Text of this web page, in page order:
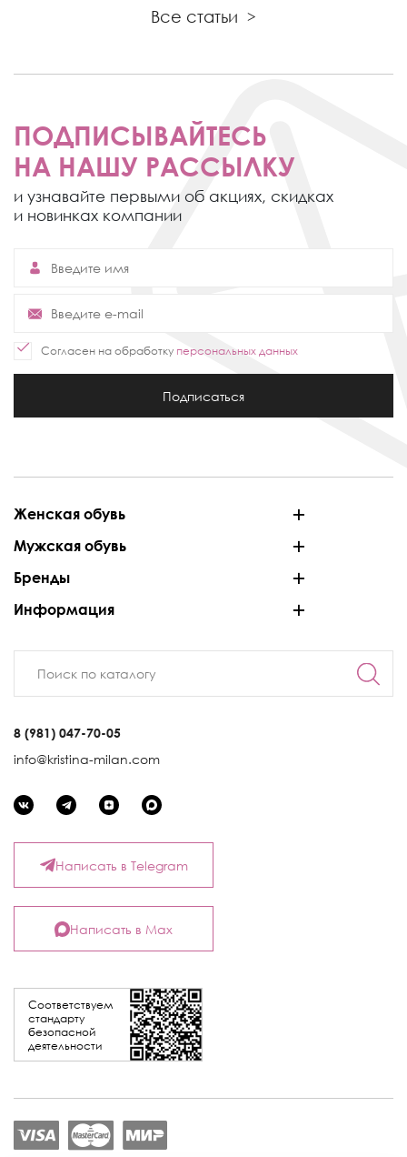
Все статьи >
ПОДПИСЫВАЙТЕСЬ
НА НАШУ РАССЫЛКУ
и узнавайте первыми об акциях, скидках
и новинках компании
Согласен на обработку персональных данных
Подписаться
Женская обувь
Мужская обувь
Бренды
Информация
8 (981) 047-70-05
info@kristina-milan.com
Соответствуем
стандарту
безопасной
деятельности
Написать в Telegram
Написать в Max